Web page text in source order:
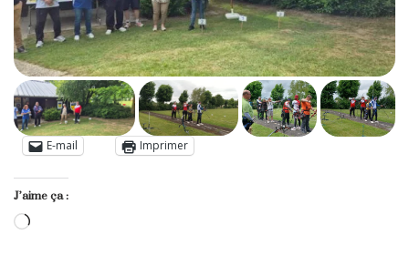
E-mail Imprimer
J’aime ça :